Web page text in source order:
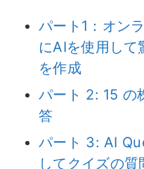
パート1：オン
にAIを使用して
を作成
パート 2: 15 の
答
パート 3: AI
してクイズの